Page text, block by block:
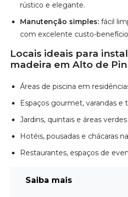
rústico e elegante.
Manutenção simples: fácil
com excelente custo-
Locais ideais para
madeira em Alto de
Áreas de piscina em
Espaços gourmet, varandas e
Jardins, quintais e áreas verdes
Hotéis, pousadas e chácaras
Restaurantes, espaços de
Saiba mais